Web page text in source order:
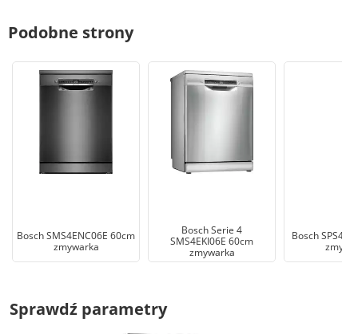
Podobne strony
Bosch SMS4ENC06E 60cm
zmywarka
Bosch Serie 4
SMS4EKI06E 60cm
zmywarka
Bosch
Sprawdź parametry